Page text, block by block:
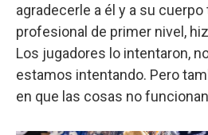
agradecerle a él y a su
profesional de primer nivel,
Los jugadores lo intentaron,
estamos intentando. Pero
en que las cosas no